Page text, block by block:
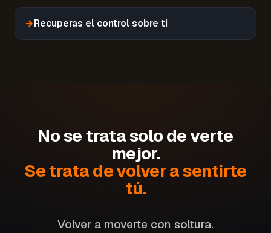
→Recuperas el control sobre ti
No se trata solo de verte
mejor.
Se trata de volver a sentirte
tú.
Volver a moverte con soltura.